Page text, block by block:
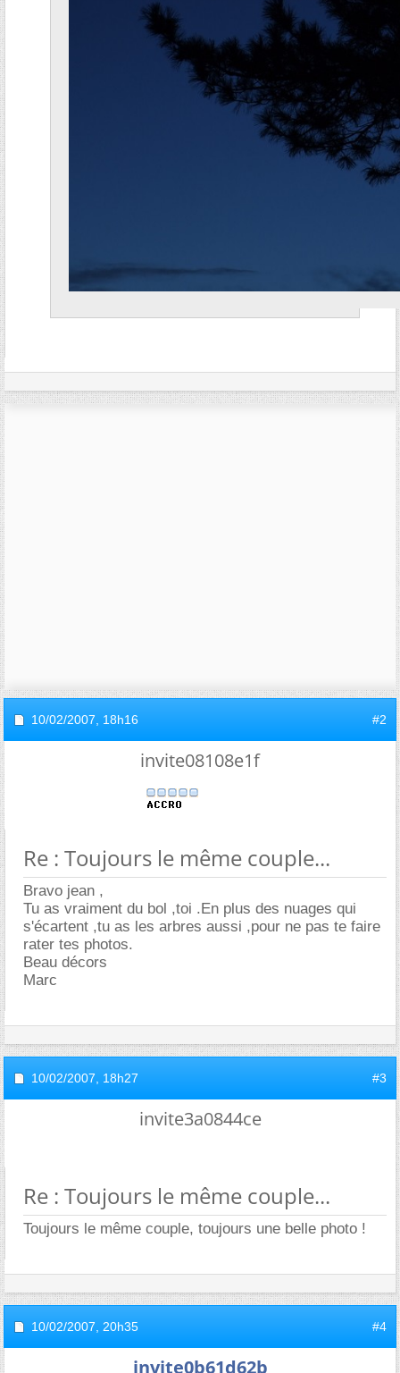
10/02/2007, 18h16 #2
invite08108e1f
Re : Toujours le même couple...
Bravo jean ,
Tu as vraiment du bol ,toi .En plus des nuages qui
s'écartent ,tu as les arbres aussi ,pour ne pas te faire
rater tes photos.
Beau décors
Marc
10/02/2007, 18h27 #3
invite3a0844ce
Re : Toujours le même couple...
Toujours le même couple, toujours une belle photo !
10/02/2007, 20h35 #4
invite0b61d62b